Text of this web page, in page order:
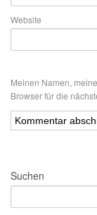
Website
Meinen Namen,
Browser für die
Suchen